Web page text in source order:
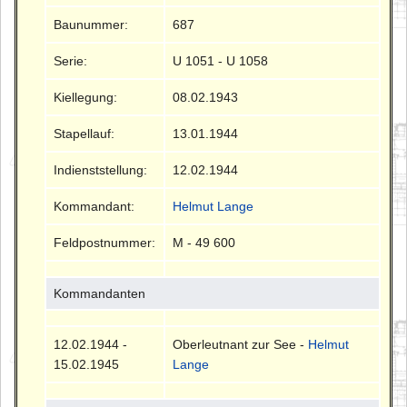
Baunummer: 687
Serie: U 1051 - U 1058
Kiellegung: 08.02.1943
Stapellauf: 13.01.1944
Indienststellung: 12.02.1944
Kommandant: Helmut Lange
Feldpostnummer: M - 49 600
Kommandanten
12.02.1944 -
15.02.1945
Oberleutnant zur See - Helmut
Lange